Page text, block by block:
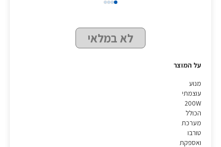
לא במלאי
על המוצר
מנוע
עוצמתי
200W
הכולל
מערכת
טורבו
ואספקת